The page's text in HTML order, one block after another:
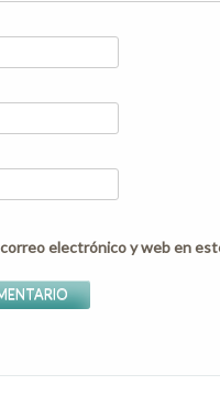
electrónico y web en